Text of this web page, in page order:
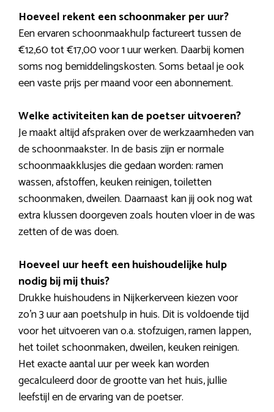
Hoeveel rekent een schoonmaker per uur?
Een ervaren schoonmaakhulp factureert tussen de
€12,60 tot €17,00 voor 1 uur werken. Daarbij komen
soms nog bemiddelingskosten. Soms betaal je ook
een vaste prijs per maand voor een abonnement.
Welke activiteiten kan de poetser uitvoeren?
Je maakt altijd afspraken over de werkzaamheden van
de schoonmaakster. In de basis zijn er normale
schoonmaakklusjes die gedaan worden: ramen
wassen, afstoffen, keuken reinigen, toiletten
schoonmaken, dweilen. Daarnaast kan jij ook nog wat
extra klussen doorgeven zoals houten vloer in de was
zetten of de was doen.
Hoeveel uur heeft een huishoudelijke hulp
nodig bij mij thuis?
Drukke huishoudens in Nijkerkerveen kiezen voor
zo’n 3 uur aan poetshulp in huis. Dit is voldoende tijd
voor het uitvoeren van o.a. stofzuigen, ramen lappen,
het toilet schoonmaken, dweilen, keuken reinigen.
Het exacte aantal uur per week kan worden
gecalculeerd door de grootte van het huis, jullie
leefstijl en de ervaring van de poetser.